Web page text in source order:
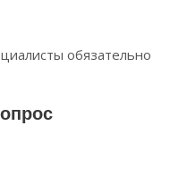
обязательно